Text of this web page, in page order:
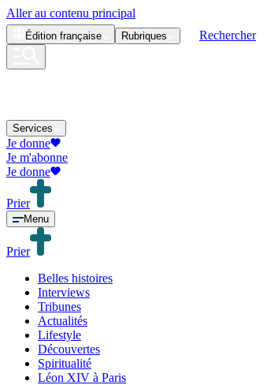
Aller au contenu principal
Édition française Rubriques Rechercher
Services
Je donne
Je m'abonne
Je donne
Prier
Menu
Prier
Belles histoires
Interviews
Tribunes
Actualités
Lifestyle
Découvertes
Spiritualité
Léon XIV à Paris